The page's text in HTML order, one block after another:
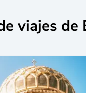
viajes de